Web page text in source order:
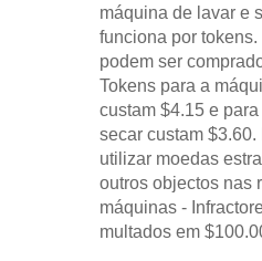
máquina de lavar e
funciona por
podem ser
Tokens para a
custam $4.15 e
secar custam
utilizar moedas
outros objectos nas
máquinas -
multados em